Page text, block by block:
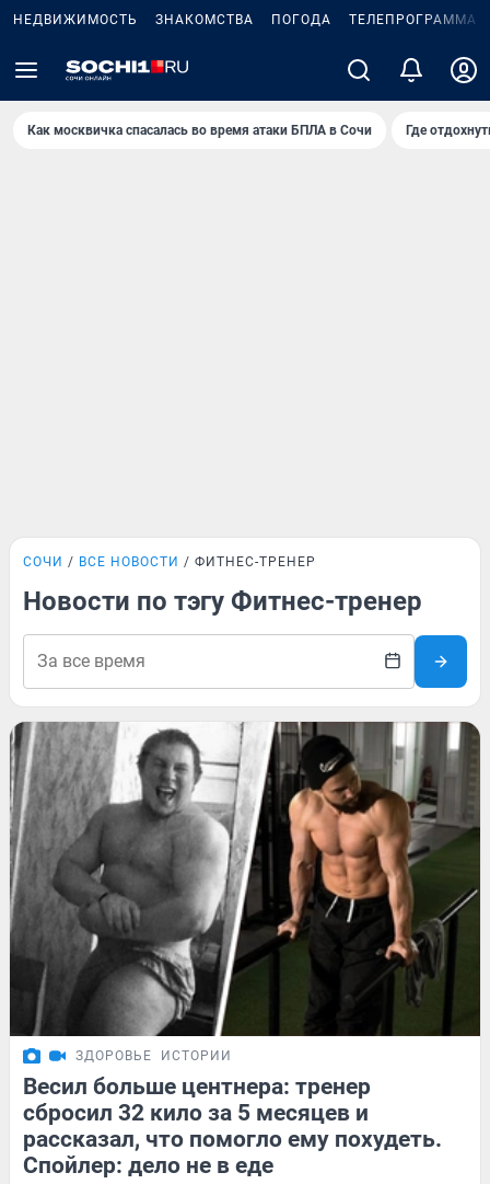
НЕДВИЖИМОСТЬ ЗНАКОМСТВА ПОГОДА ТЕЛЕПРОГРАММА
Как москвичка спасалась во время атаки БПЛА в Сочи Где
СОЧИ ВСЕ НОВОСТИ ФИТНЕС-ТРЕНЕР
Новости по тэгу Фитнес-тренер
ЗДОРОВЬЕ ИСТОРИИ
Весил больше центнера: тренер
сбросил 32 кило за 5 месяцев и
рассказал, что помогло ему похудеть.
Спойлер: дело не в еде